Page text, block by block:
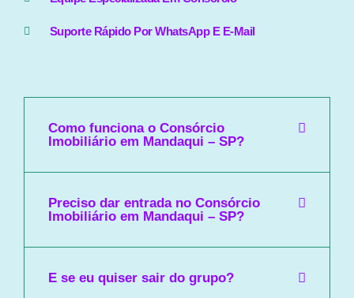
Suporte Rápido Por WhatsApp E E-Mail
Como funciona o Consórcio
Imobiliário em Mandaqui – SP?
Preciso dar entrada no Consórcio
Imobiliário em Mandaqui – SP?
E se eu quiser sair do grupo?